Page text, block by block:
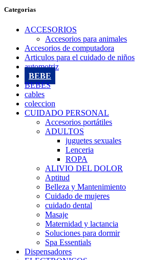
Categorias
ACCESORIOS
Accesorios para animales
Accesorios de computadora
Articulos para el cuidado de niños
automotriz
BEBE
BEBÉS
cables
coleccion
CUIDADO PERSONAL
Accesorios portátiles
ADULTOS
juguetes sexuales
Lenceria
ROPA
ALIVIO DEL DOLOR
Aptitud
Belleza y Mantenimiento
Cuidado de mujeres
cuidado dental
Masaje
Maternidad y lactancia
Soluciones para dormir
Spa Essentials
Dispensadores